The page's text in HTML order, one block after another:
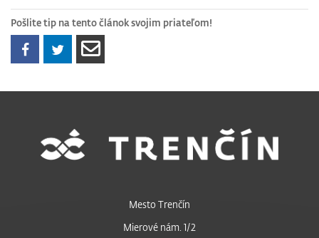
Pošlite tip na tento článok svojim priateľom!
Mesto Trenčín
Mierové nám. 1/2